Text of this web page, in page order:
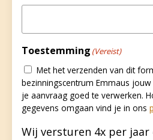
Toestemming (Vereist)
Met het verzenden van dit
bezinningscentrum Emmaus
je aanvraag goed te verwerken.
gegevens omgaan vind je in ons
Wij versturen 4x per